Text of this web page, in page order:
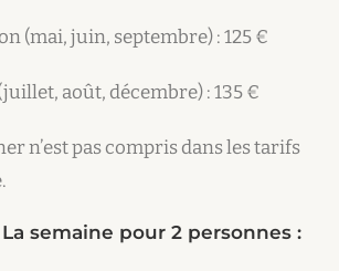
(mai, juin, septembre) : 125 €
août, décembre) : 135 €
n’est pas compris dans les tarifs
La semaine pour 2 personnes :